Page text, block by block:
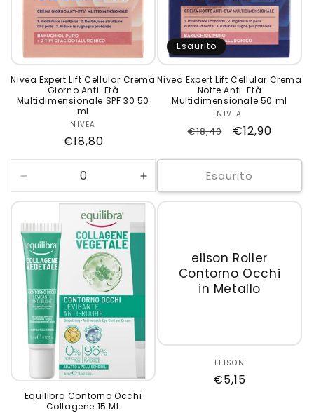
Nivea Expert Lift Cellular Crema
Giorno Anti-Età
Multidimensionale SPF 30 50
ml
Produttore:
NIVEA
Prezzo
di
listino
€18,80
quantità
Default
Title
Aumenta
quantità
per
Default
Esaurito
Nivea Expert Lift Cellular Crema
Notte Anti-Età
Multidimensionale 50 ml
Produttore:
NIVEA
Prezzo
listino
€18,40
Prezzo
€12,90
Esaurito
Equilibra Contorno Occhi
Collagene 15 ML
elison Roller
Contorno Occhi
in Metallo
Produttore:
ELISON
Prezzo
€5,15